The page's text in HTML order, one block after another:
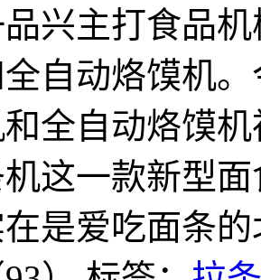
兴主打食品
自动烙馍机
全自动烙馍
这一款新型
是爱吃面条